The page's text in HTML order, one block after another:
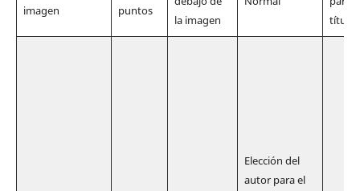
imagen
puntos
la imagen
título
Elección del
autor para el